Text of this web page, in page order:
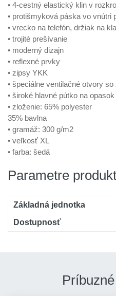
• 4-cestný elastický klin v
• protišmyková páska vo vnútri
• vrecko na telefón, držiak na
• trojité prešívanie
• moderný dizajn
• reflexné prvky
• zipsy YKK
• špeciálne ventilačné otvory
• široké hlavné pútko na
• zloženie: 65% polyester
35% bavlna
• gramáž: 300 g/m2
• veľkosť XL
• farba: šedá
Parametre
Základná jednotka
Dostupnosť